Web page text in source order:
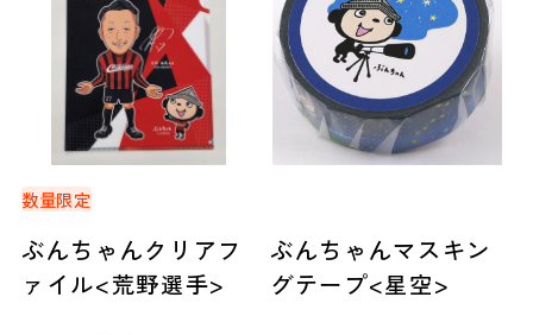
数量限定
ぶんちゃんクリアフ
ァイル<荒野選手>
ぶんちゃんマスキン
グテープ<星空>